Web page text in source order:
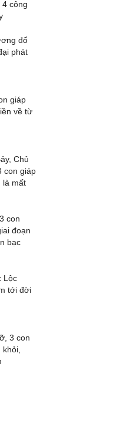
công
đổ
phát
giáp
về từ
Chủ
con giáp
là mất
con
đoạn
bạc
Lộc
tới đời
3 con